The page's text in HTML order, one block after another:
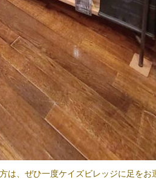
は、ぜひ一度ケイズビレッジに足をお